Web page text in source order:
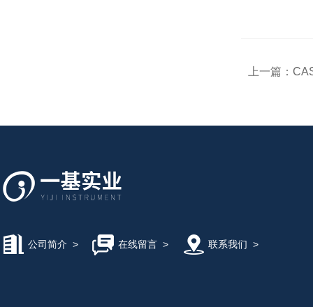
上一篇：
公司简介 > 在线留言> 联系我们 >